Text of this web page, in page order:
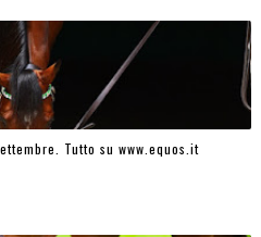
Tutto su www.equos.it